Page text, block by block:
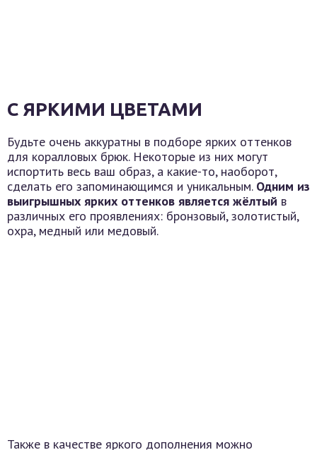
С ЯРКИМИ ЦВЕТАМИ
Будьте очень аккуратны в подборе ярких оттенков
для коралловых брюк. Некоторые из них могут
испортить весь ваш образ, а какие-то, наоборот,
сделать его запоминающимся и уникальным. Одним из
выигрышных ярких оттенков является жёлтый в
различных его проявлениях: бронзовый, золотистый,
охра, медный или медовый.
Также в качестве яркого дополнения можно